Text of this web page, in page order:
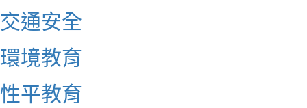
交通安全
環境教育
性平教育